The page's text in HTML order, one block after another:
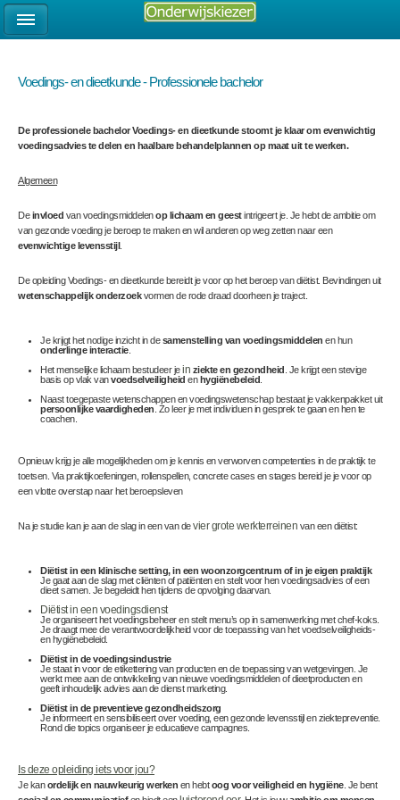
Voedings- en dieetkunde - Professionele bachelor
De professionele bachelor Voedings- en dieetkunde stoomt je klaar om evenwichtig
voedingsadvies te delen en haalbare behandelplannen op maat uit te werken.
Algemeen
Deinvloed van voedingsmiddelenop lichaam en geestintrigeert je. Je hebt de ambitie om
van gezonde voeding je beroep te maken en wil anderen op weg zetten naar een
evenwichtige levensstijl
De opleiding Voedings- en dieetkunde bereidt je voor op het beroep van diëtist. Bevindingen uit
wetenschappelijk onderzoekvormen de rode draad doorheen je traject.
Je krijgt het nodige inzicht in desamenstelling van voedingsmiddelen en hun
onderlinge interactie.
Het menselijke lichaam bestudeer jein ziekte en gezondheid . Je krijgt een stevige
basis op vlak vanvoedselveiligheid enhygiënebeleid
Naast toegepaste wetenschappen en voedingswetenschap bestaat je vakkenpakket uit
persoonlijke vaardigheden . Zo leer je met individuen in gesprek te gaan en hen te
coachen.
Opnieuw krijg je alle mogelijkheden om je kennis en verworven competenties in de praktijk te
toetsen. Via praktijk­oefeningen, rollen­spellen, concrete cases en stages bereid je je voor op
een vlotte overstap naar het beroepsleven
Na je studie kan je aan de slag in een van devier grote werkterreinen van een diëtist:
Diëtist in een klinische setting, in een woonzorgcentrum of in je eigen praktijk
Je gaat aan de slag met cliënten of patiënten en stelt voor hen voedingsadvies of een
dieet samen. Je begeleidt hen tijdens de opvolging daarvan.
Diëtist in een voedingsdienst
Je organiseert het voedingsbeheer en stelt menu’s op in samenwerking met chef-koks.
Je draagt mee de verantwoordelijkheid voor de toepassing van het voedselveiligheids-
en hygiënebeleid.
Diëtist in de voedingsindustrie
Je staat in voor de etikettering van producten en de toepassing van wetgevingen. Je
werkt mee aan de ontwikkeling van nieuwe voedingsmiddelen of dieetproducten en
geeft inhoudelijk advies aan de dienst marketing.
Diëtist in de preventieve gezondheidszorg
Je informeert en sensibiliseert over voeding, een gezonde levensstijl en ziektepreventie.
Rond die topics organiseer je educatieve campagnes.
Is deze opleiding iets voor jou?
Je kanordelijk en nauwkeurig werken en hebtoog voor veiligheid en hygiëne. Je bent